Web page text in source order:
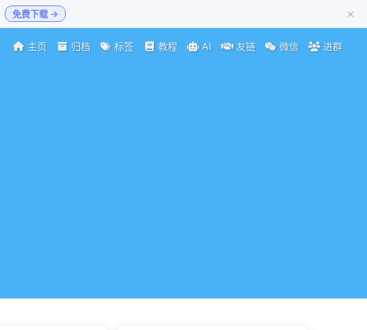
免费下载 → ×
主页 归档 标签 教程 AI 友链 微信 进群